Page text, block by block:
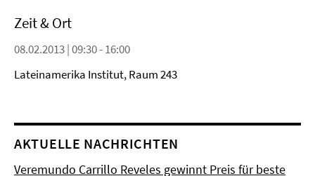
Zeit & Ort
08.02.2013 | 09:30 - 16:00
Lateinamerika Institut, Raum 243
AKTUELLE NACHRICHTEN
Veremundo Carrillo Reveles gewinnt Preis für beste